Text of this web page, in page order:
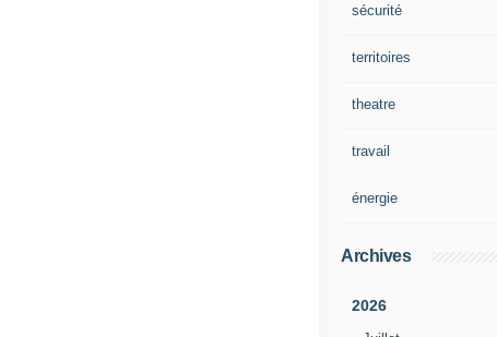
sécurité
territoires
theatre
travail
énergie
Archives
2026